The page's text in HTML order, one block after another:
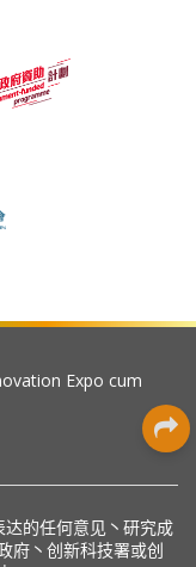
Expo cum
的任何意见丶研究成
府丶创新科技署或创